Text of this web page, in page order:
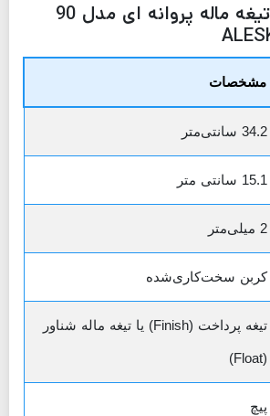
مشخصات فنی تیغه ماله پروانه ای مدل 90
مشخصات
34.2 سانتی‌متر
15.1 سانتی متر
2 میلی‌متر
کربن سخت‌کاری‌شده
تیغه پرداخت (Finish) یا تیغه ماله شناور
(Float)
پیچ